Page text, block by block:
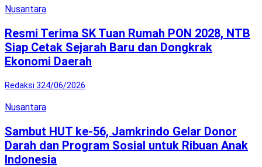
Nusantara
Resmi Terima SK Tuan Rumah PON 2028, NTB
Siap Cetak Sejarah Baru dan Dongkrak
Ekonomi Daerah
Redaksi 324/06/2026
Nusantara
Sambut HUT ke-56, Jamkrindo Gelar Donor
Darah dan Program Sosial untuk Ribuan Anak
Indonesia